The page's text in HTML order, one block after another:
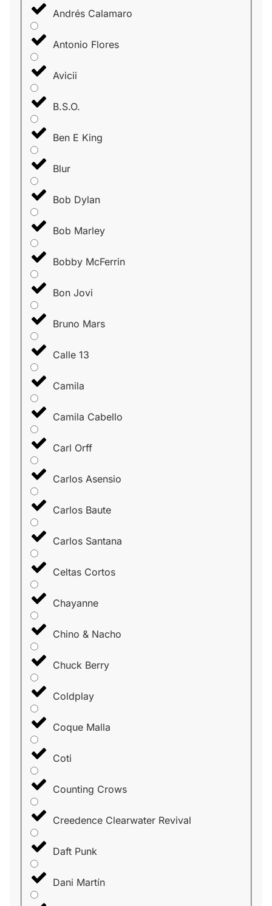
Andrés Calamaro
Antonio Flores
Avicii
B.S.O.
Ben E King
Blur
Bob Dylan
Bob Marley
Bobby McFerrin
Bon Jovi
Bruno Mars
Calle 13
Camila
Camila Cabello
Carl Orff
Carlos Asensio
Carlos Baute
Carlos Santana
Celtas Cortos
Chayanne
Chino & Nacho
Chuck Berry
Coldplay
Coque Malla
Coti
Counting Crows
Creedence Clearwater Revival
Daft Punk
Dani Martín